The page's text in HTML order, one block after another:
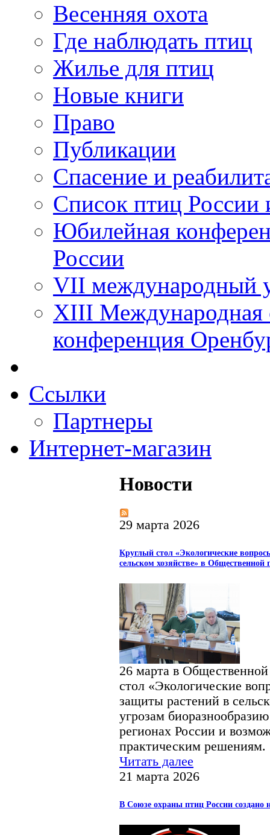
Весенняя охота
Где наблюдать птиц
Жилье для птиц
Новые книги
Право
Публикации
Спасение и
Список птиц России
Юбилейная
России
VII международный
XIII Международная
конференция
Ссылки
Партнеры
Интернет-магазин
Новости
29 марта 2026
Круглый стол «Экологические
сельском хозяйстве» в Общественной
26 марта в
стол «Экологические
защиты растений в
угрозам
регионах России и
практическим решениям.
Читать далее
21 марта 2026
В Союзе охраны птиц России создано